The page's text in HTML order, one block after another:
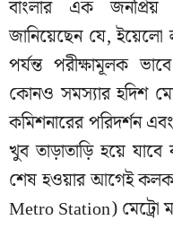
বাংলার এক জনপ্রিয়
জানিয়েছেন যে, ইয়েলো
পর্যন্ত পরীক্ষামূলক
কোনও সমস্যার হদিশ
কমিশনারের পরিদর্শন
খুব তাড়াতাড়ি হয়ে
শেষ হওয়ার আগেই
Metro Station) মেট্রো